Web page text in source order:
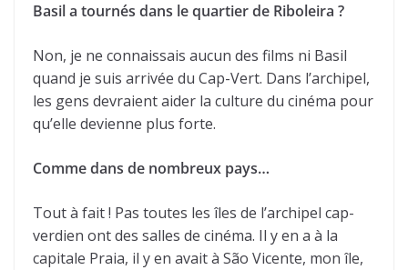
Basil a tournés dans le quartier de Riboleira ?
Non, je ne connaissais aucun des films ni Basil
quand je suis arrivée du Cap-Vert. Dans l’archipel,
les gens devraient aider la culture du cinéma pour
qu’elle devienne plus forte.
Comme dans de nombreux pays…
Tout à fait ! Pas toutes les îles de l’archipel cap-
verdien ont des salles de cinéma. Il y en a à la
capitale Praia, il y en avait à São Vicente, mon île,